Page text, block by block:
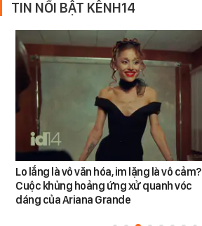
TIN NỔI BẬT KÊNH14
Lo lắng là vô văn hóa, im lặng là vô cảm?
Cuộc khủng hoảng ứng xử quanh vóc
dáng của Ariana Grande